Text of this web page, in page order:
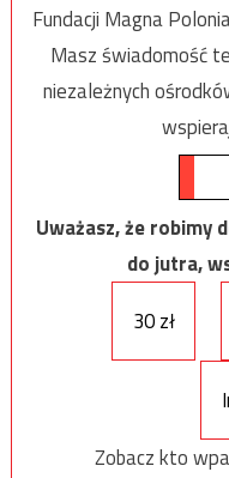
Fundacji Magna
Masz świadomość
niezależnych
Uważasz, że robimy
do jutra,
30 zł
Zobacz kto